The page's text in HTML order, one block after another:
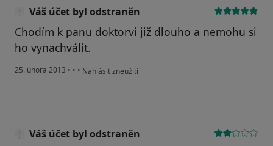
Váš účet byl odstraněn
Chodím k panu doktorvi již dlouho a nemohu si
ho vynachválit.
25. února 2013 • • • podle názoru uživatele Váš účet byl odstraněn
Nahlásit zneužití
Váš účet byl odstraněn